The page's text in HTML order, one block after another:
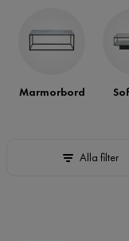
Marmorbord
Alla filter